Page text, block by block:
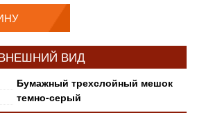
ВИД
Бумажный трехслойный мешок
темно-серый